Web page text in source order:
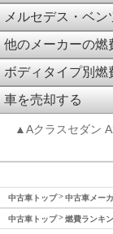
メルセデス・ベ
他のメーカーの燃
ボディタイプ別燃
車を売却する
▲Aクラスセダン
中古車トップ 中古車メー
中古車トップ 燃費ランキ